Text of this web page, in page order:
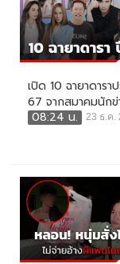
เปิด 10 ฉายาดาราป
67 จากสมาคมนักข่
08:24 น.
23 ธ.ค.